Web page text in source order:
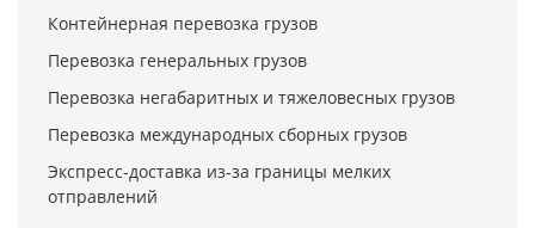
Контейнерная перевозка грузов
Перевозка генеральных грузов
Перевозка негабаритных и тяжеловесных грузов
Перевозка международных сборных грузов
Экспресс-доставка из-за границы мелких
отправлений